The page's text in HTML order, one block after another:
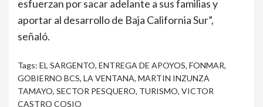
esfuerzan por sacar adelante a sus familias y
aportar al desarrollo de Baja California Sur”,
señaló.
Tags: EL SARGENTO, ENTREGA DE APOYOS, FONMAR,
GOBIERNO BCS, LA VENTANA, MARTIN INZUNZA
TAMAYO, SECTOR PESQUERO, TURISMO, VICTOR
CASTRO COSIO